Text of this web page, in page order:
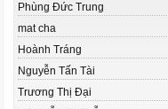
Phùng Đức Trung
mat cha
Hoành Tráng
Nguyễn Tấn Tài
Trương Thị Đại